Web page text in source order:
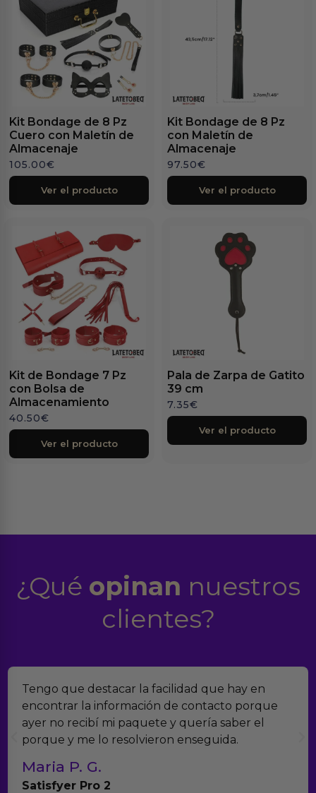
Kit Bondage de 8 Pz
Cuero con Maletín de
Almacenaje
105.00€
Ver el producto
Kit Bondage de 8 Pz
con Maletín de
Almacenaje
97.50€
Ver el producto
Kit de Bondage 7 Pz
con Bolsa de
Almacenamiento
40.50€
Ver el producto
Pala de Zarpa de Gatito
39 cm
7.35€
Ver el producto
¿Qué opinan nuestros
clientes?
Tengo que destacar la facilidad que hay en
encontrar la información de contacto porque
ayer no recibí mi paquete y quería saber el
porque y me lo resolvieron enseguida.
Maria P. G.
Satisfyer Pro 2